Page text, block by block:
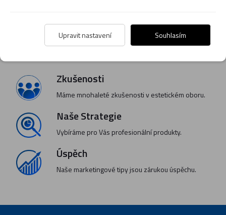
1
Zkušenosti
Máme mnohaleté zkušenosti v estetickém oboru.
Naše Strategie
Vybíráme pro Vás profesionální produkty.
Úspěch
Naše marketingové tipy jsou zárukou úspěchu.
Upravit nastavení Souhlasím